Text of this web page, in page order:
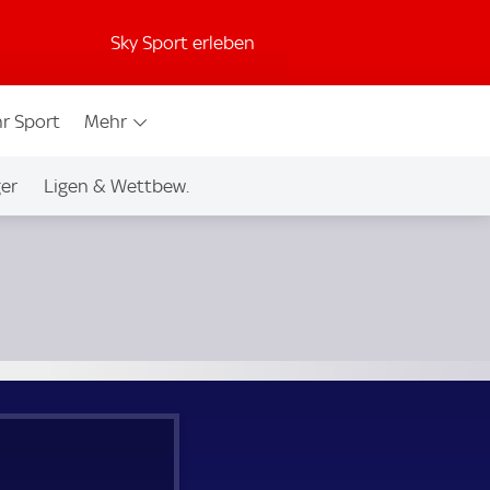
Sky Sport erleben
Sport Mehr
Ligen & Wettbew.